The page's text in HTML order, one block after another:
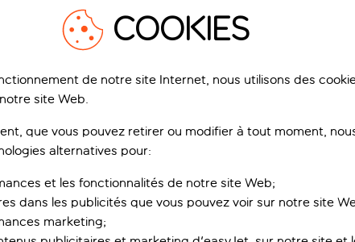
COOKIES
de notre site Internet, nous utilisons des
site Web.
que vous pouvez retirer ou modifier à tout moment,
alternatives pour:
et les fonctionnalités de notre site Web;
dans les publicités que vous pouvez voir sur notre site
marketing;